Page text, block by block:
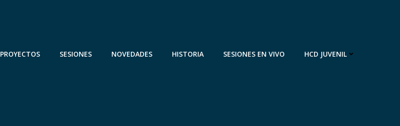
PROYECTOS SESIONES NOVEDADES HISTORIA SESIONES EN VIVO HCD JUVENIL